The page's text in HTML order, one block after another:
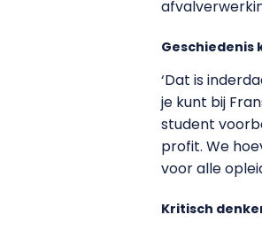
Geschiedenis
‘Dat is
je kunt bij
student
profit. We
voor alle
Kritisch